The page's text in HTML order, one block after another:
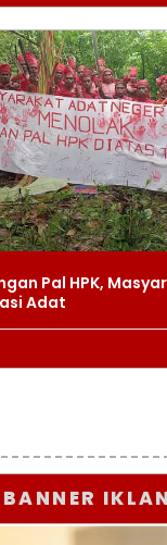
Pal HPK,
Adat
BANNER IKLAN